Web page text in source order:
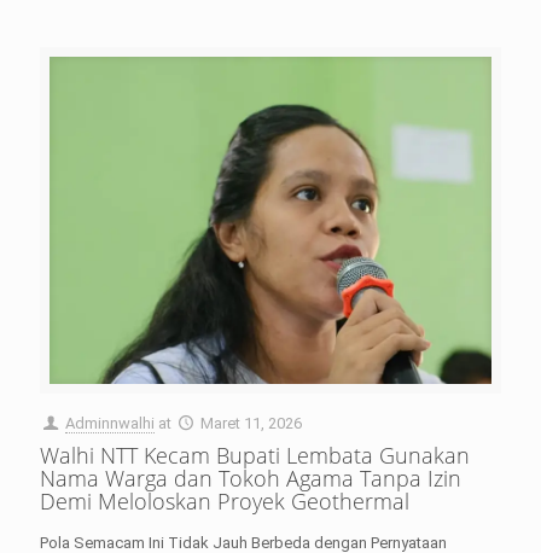
Adminnwalhi at Maret 11, 2026
Walhi NTT Kecam Bupati Lembata Gunakan
Nama Warga dan Tokoh Agama Tanpa Izin
Demi Meloloskan Proyek Geothermal
Pola Semacam Ini Tidak Jauh Berbeda dengan Pernyataan